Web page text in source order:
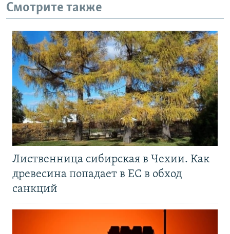
Смотрите также
Лиственница сибирская в Чехии. Как
древесина попадает в ЕС в обход
санкций